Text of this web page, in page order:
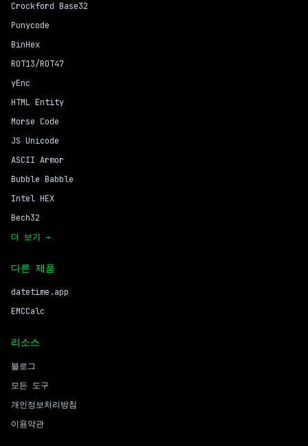
Crockford Base32
Punycode
BinHex
ROT13/ROT47
yEnc
HTML Entity
Morse Code
JS Unicode
ASCII Armor
Bubble Babble
Intel HEX
Bech32
더 보기 →
다른 제품
datetime.app
EMCCalc
리소스
블로그
모든 도구
개인정보처리방침
이용약관